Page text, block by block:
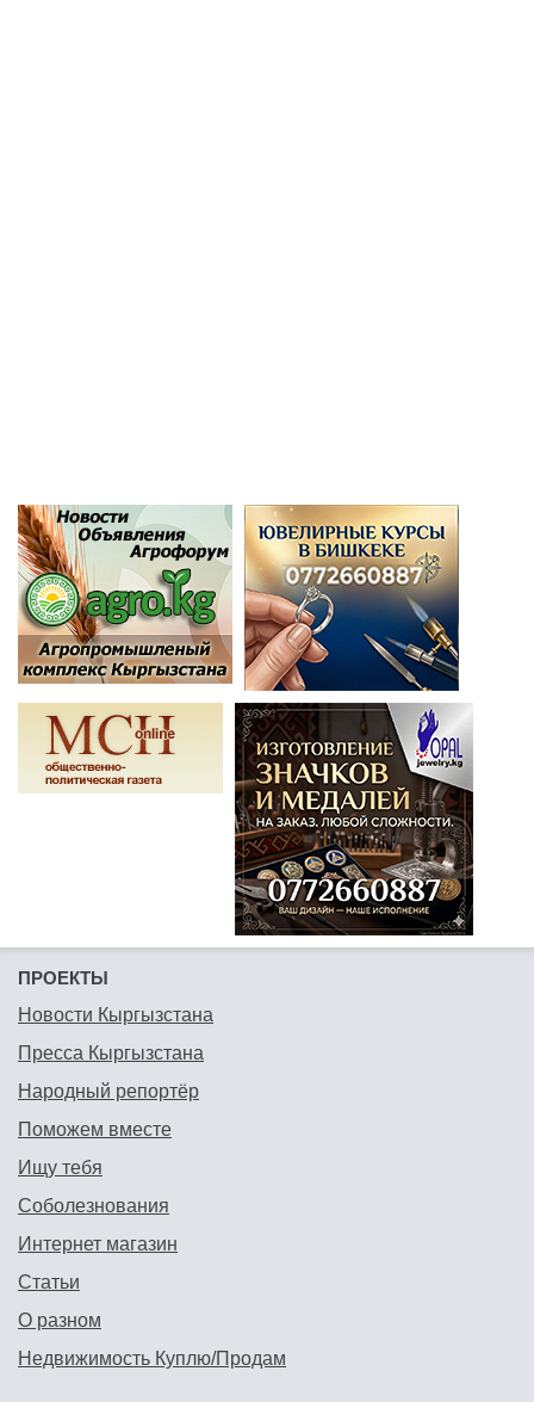
ПРОЕКТЫ
Новости Кыргызстана
Пресса Кыргызстана
Народный репортёр
Поможем вместе
Ищу тебя
Соболезнования
Интернет магазин
Статьи
О разном
Недвижимость Куплю/Продам